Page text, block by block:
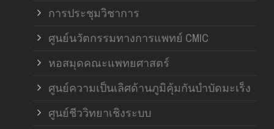
การประชุมวิชาการ
ศูนย์นวัตกรรมทางการแพทย์ CMIC
หอสมุดคณะแพทยศาสตร์
ศูนย์ความเป็นเลิศด้านภูมิคุ้มกันบำบัดมะเร็ง
ศูนย์ชีววิทยาเชิงระบบ